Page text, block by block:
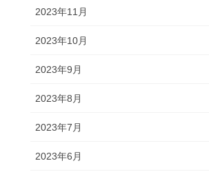
2023年11月
2023年10月
2023年9月
2023年8月
2023年7月
2023年6月